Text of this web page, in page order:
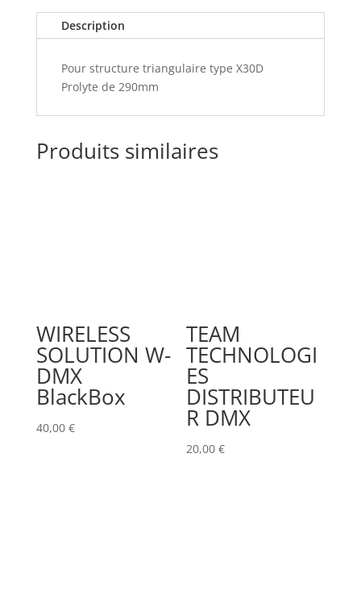
Description
Pour structure triangulaire type X30D
Prolyte de 290mm
Produits similaires
WIRELESS
SOLUTION W-
DMX
BlackBox
40,00 €
TEAM
TECHNOLOGI
ES
DISTRIBUTEU
R DMX
20,00€